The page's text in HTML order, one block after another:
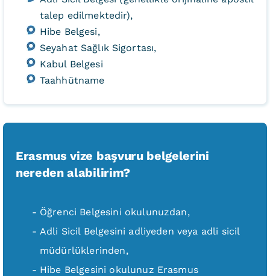
talep edilmektedir),
Hibe Belgesi,
Seyahat Sağlık Sigortası,
Kabul Belgesi
Taahhütname
Erasmus vize başvuru belgelerini
nereden alabilirim?
Öğrenci Belgesini okulunuzdan,
Adli Sicil Belgesini adliyeden veya adli sicil
müdürlüklerinden,
Hibe Belgesini okulunuz Erasmus